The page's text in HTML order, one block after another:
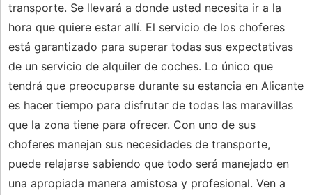
transporte. Se llevará a donde usted necesita ir a la
hora que quiere estar allí. El servicio de los choferes
está garantizado para superar todas sus expectativas
de un servicio de alquiler de coches. Lo único que
tendrá que preocuparse durante su estancia en Alicante
es hacer tiempo para disfrutar de todas las maravillas
que la zona tiene para ofrecer. Con uno de sus
choferes manejan sus necesidades de transporte,
puede relajarse sabiendo que todo será manejado en
una apropiada manera amistosa y profesional. Ven a